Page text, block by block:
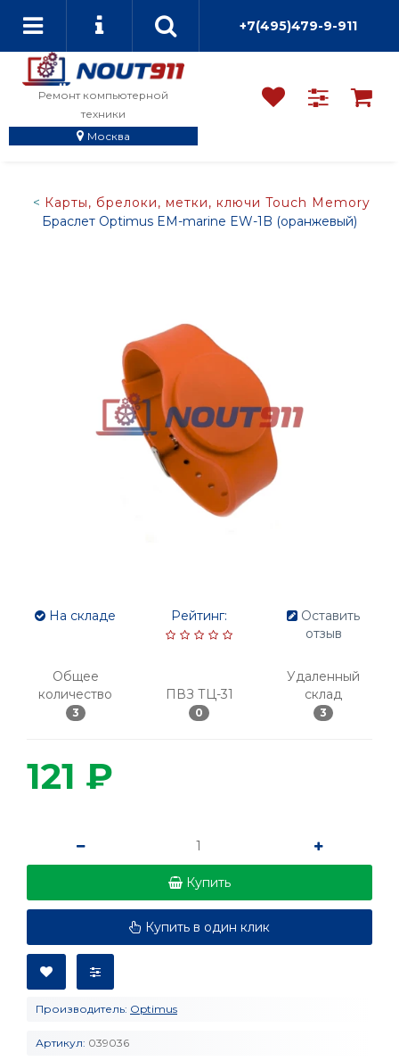
+7(495)479-9-911
Ремонт компьютерной
техники
Москва
Карты, брелоки, метки, ключи Touch Memory
Браслет Optimus EM-marine EW-1B (оранжевый)
На складе
Общее
количество
3
Рейтинг:
ПВЗ ТЦ-31
0
Оставить
отзыв
Удаленный
склад
3
121 ₽
Купить
Купить в один клик
Производитель: Optimus
Артикул: 039036